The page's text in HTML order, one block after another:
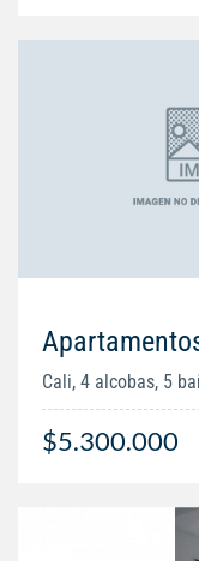
Cali, 4 alcobas, 5
$5.300.000